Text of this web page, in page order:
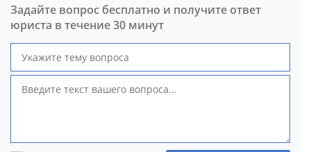
Задайте вопрос бесплатно и получите ответ
юриста в течение 30 минут